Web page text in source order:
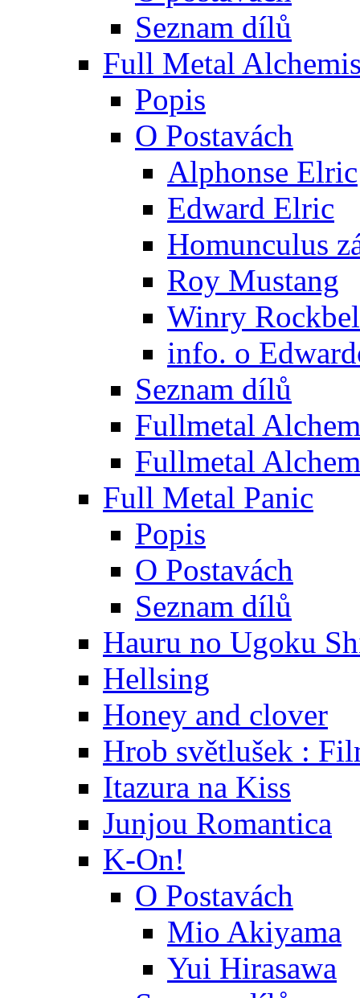
Seznam dílů
Full Metal
Popis
O Postavách
Alphonse Elric
Edward Elric
Homunculus
Roy Mustang
Winry
info. o
Seznam dílů
Fullmetal
Fullmetal
Full Metal Panic
Popis
O Postavách
Seznam dílů
Hauru no Ugoku
Hellsing
Honey and clover
Hrob světlušek :
Itazura na Kiss
Junjou Romantica
K-On!
O Postavách
Mio Akiyama
Yui Hirasawa